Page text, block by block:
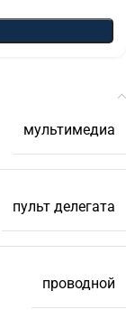
мультимедиа
пульт делегата
проводной